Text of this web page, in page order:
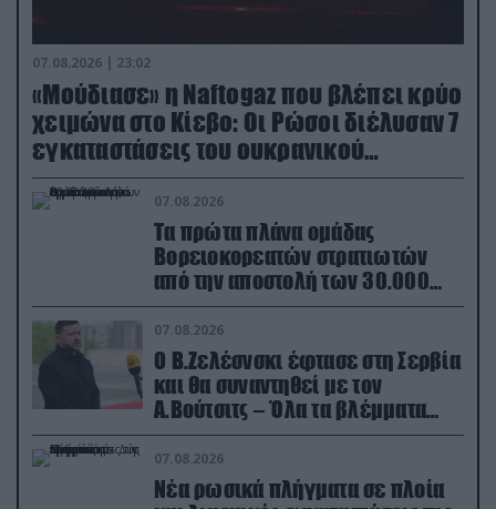
07.08.2026 | 23:02
«Μούδιασε» η Naftogaz που βλέπει κρύο
χειμώνα στο Κίεβο: Οι Ρώσοι διέλυσαν 7
εγκαταστάσεις του ουκρανικού
κολοσσού!
07.08.2026
Τα πρώτα πλάνα ομάδας
Βορειοκορεατών στρατιωτών
από την αποστολή των 30.000
που έφτασαν στη Ρωσία (βίντεο)
07.08.2026
Ο Β.Ζελέσνσκι έφτασε στη Σερβία
και θα συναντηθεί με τον
Α.Βούτσιτς – Όλα τα βλέμματα
στις σχέσεις με τη Ρωσία
07.08.2026
Νέα ρωσικά πλήγματα σε πλοία